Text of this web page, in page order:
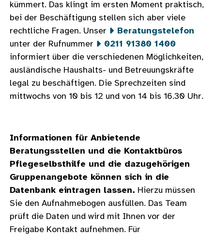
kümmert. Das klingt im ersten Moment praktisch,
bei der Beschäftigung stellen sich aber viele
rechtliche Fragen. Unser
Beratungstelefon
unter der Rufnummer
0211 91380 1400
informiert über die verschiedenen Möglichkeiten,
ausländische Haushalts- und Betreuungskräfte
legal zu beschäftigen. Die Sprechzeiten sind
mittwochs von 10 bis 12 und von 14 bis 16.30 Uhr.
Informationen für Anbietende
Beratungsstellen und die Kontaktbüros
Pflegeselbsthilfe und die dazugehörigen
Gruppenangebote können sich in die
Datenbank eintragen lassen. Hierzu müssen
Sie den Aufnahmebogen ausfüllen. Das Team
prüft die Daten und wird mit Ihnen vor der
Freigabe Kontakt aufnehmen. Für